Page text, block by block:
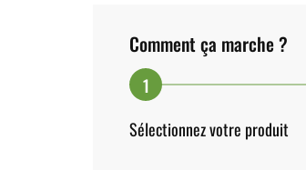
Comment ça marche ?
1
Sélectionnez votre produit